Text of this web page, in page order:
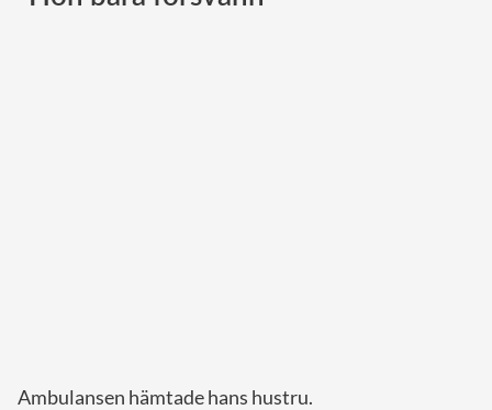
Ambulansen hämtade hans hustru.